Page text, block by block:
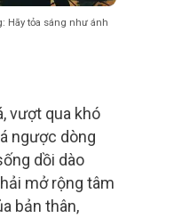
Hãy tỏa sáng như ánh
vượt qua khó
ngược dòng
dồi dào
mở rộng tâm
bản thân,